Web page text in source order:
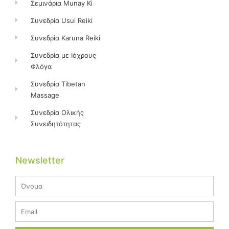
Σεμινάρια Munay Ki
Συνεδρία Usui Reiki
Συνεδρία Karuna Reiki
Συνεδρία με Ιόχρους
Φλόγα
Συνεδρία Tibetan
Massage
Συνεδρία Ολικής
Συνειδητότητας
Newsletter